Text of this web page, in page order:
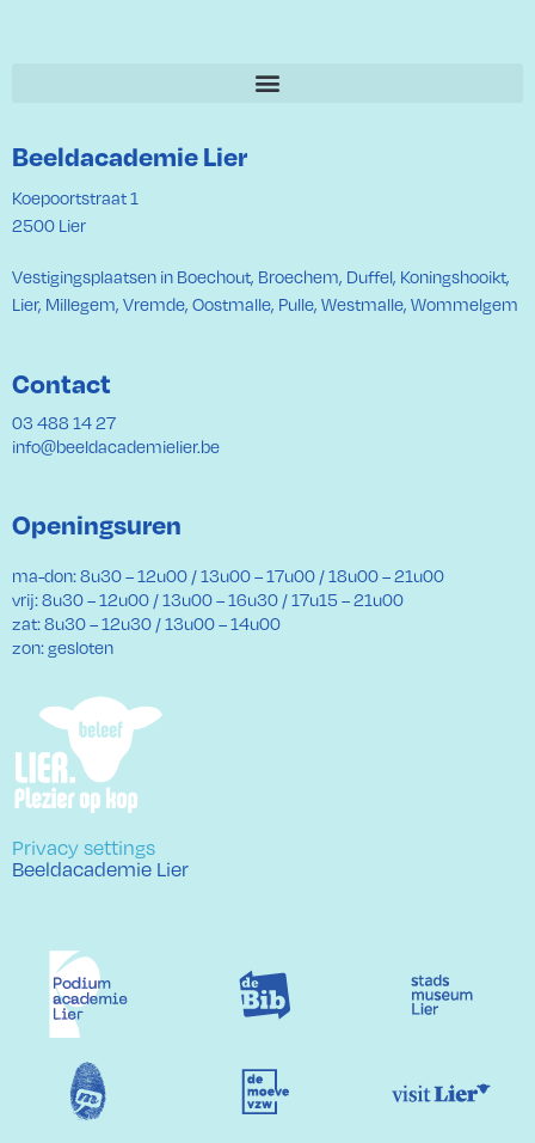
Beeldacademie Lier
Koepoortstraat 1
2500 Lier
Vestigingsplaatsen in Boechout, Broechem, Duffel, Koningshooikt,
Lier, Millegem, Vremde, Oostmalle, Pulle, Westmalle, Wommelgem
Contact
03 488 14 27
info@beeldacademielier.be
Openingsuren
ma-don: 8u30 – 12u00 / 13u00 – 17u00 / 18u00 – 21u00
vrij: 8u30 – 12u00 / 13u00 – 16u30 / 17u15 – 21u00
zat: 8u30 – 12u30 / 13u00 – 14u00
zon: gesloten
Privacy settings
Beeldacademie Lier